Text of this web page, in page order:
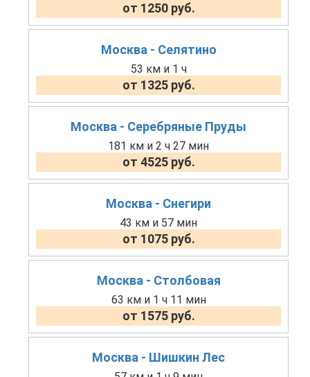
от 1250 руб.
Москва - Селятино
53 км и 1 ч
от 1325 руб.
Москва - Серебряные Пруды
181 км и 2 ч 27 мин
от 4525 руб.
Москва - Снегири
43 км и 57 мин
от 1075 руб.
Москва - Столбовая
63 км и 1 ч 11 мин
от 1575 руб.
Москва - Шишкин Лес